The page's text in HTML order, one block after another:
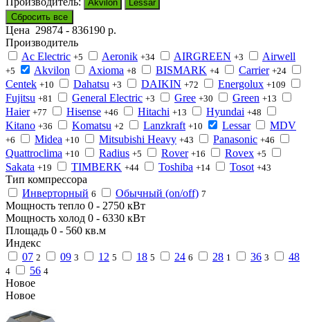
Akvilon
Lessar
Сбросить все
Цена 29874 - 836190 р.
Производитель
Ac Electric +5 Aeronik +34 AIRGREEN +3 Airwell
+5 Akvilon Axioma +8 BISMARK +4 Carrier +24
Centek +10 Dahatsu +3 DAIKIN +72 Energolux +109
Fujitsu +81 General Electric +3 Gree +30 Green +13
Haier +77 Hisense +46 Hitachi +13 Hyundai +48
Kitano +36 Komatsu +2 Lanzkraft +10 Lessar MDV
+6 Midea +10 Mitsubishi Heavy +43 Panasonic +46
Quattroclima +10 Radius +5 Rover +16 Rovex +5
Sakata +19 TIMBERK +44 Toshiba +14 Tosot +43
Тип компрессора
Инверторный 6 Обычный (on/off) 7
Мощность тепло 0 - 2750 кВт
Мощность холод 0 - 6330 кВт
Площадь 0 - 560 кв.м
Индекс
07 2 09 3 12 5 18 5 24 6 28 1 36 3 48
4 56 4
Новое
Новое